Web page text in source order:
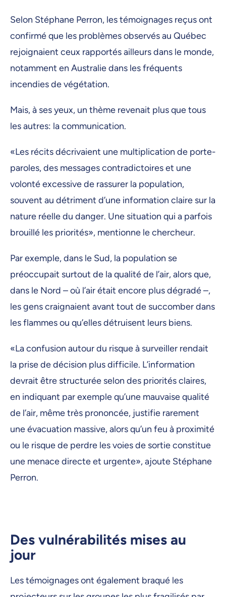
Selon Stéphane Perron, les témoignages reçus ont
confirmé que les problèmes observés au Québec
rejoignaient ceux rapportés ailleurs dans le monde,
notamment en Australie dans les fréquents
incendies de végétation.
Mais, à ses yeux, un thème revenait plus que tous
les autres: la communication.
«Les récits décrivaient une multiplication de porte-
paroles, des messages contradictoires et une
volonté excessive de rassurer la population,
souvent au détriment d’une information claire sur la
nature réelle du danger. Une situation qui a parfois
brouillé les priorités», mentionne le chercheur.
Par exemple, dans le Sud, la population se
préoccupait surtout de la qualité de l’air, alors que,
dans le Nord – où l’air était encore plus dégradé –,
les gens craignaient avant tout de succomber dans
les flammes ou qu’elles détruisent leurs biens.
«La confusion autour du risque à surveiller rendait
la prise de décision plus difficile. L’information
devrait être structurée selon des priorités claires,
en indiquant par exemple qu’une mauvaise qualité
de l’air, même très prononcée, justifie rarement
une évacuation massive, alors qu’un feu à proximité
ou le risque de perdre les voies de sortie constitue
une menace directe et urgente», ajoute Stéphane
Perron.
Des vulnérabilités mises au
jour
Les témoignages ont également braqué les